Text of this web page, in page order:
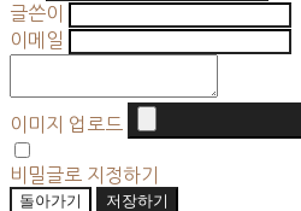
글쓴이
이메일
이미지 업로드
비밀글로 지정하기
돌아가기
저장하기